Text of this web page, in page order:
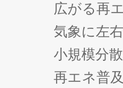
広がる再エ
気象に左右さ
小規模分散
再エネ普及